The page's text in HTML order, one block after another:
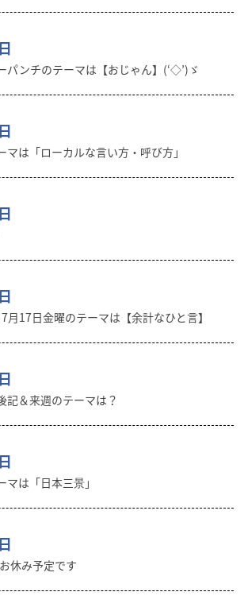
パンチのテーマは【おじゃん】(‘◇’)ゞ
は「ローカルな言い方・呼び方」
月17日金曜のテーマは【余計なひと言】
記＆来週のテーマは？
は「日本三景」
休み予定です